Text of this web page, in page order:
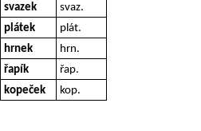
svazek
svaz.
plátek
plát.
hrnek
hrn.
řapík
řap.
kopeček kop.